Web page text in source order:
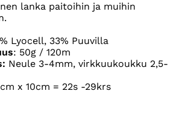
lanka paitoihin ja muihin
Lyocell, 33% Puuvilla
: 50g / 120m
Neule 3-4mm, virkkuukoukku 2,5-
x 10cm = 22s -29krs